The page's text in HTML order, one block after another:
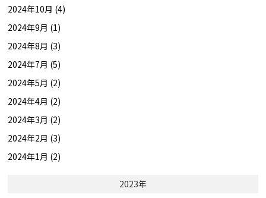
2024年10月 (4)
2024年9月 (1)
2024年8月 (3)
2024年7月 (5)
2024年5月 (2)
2024年4月 (2)
2024年3月 (2)
2024年2月 (3)
2024年1月 (2)
2023年